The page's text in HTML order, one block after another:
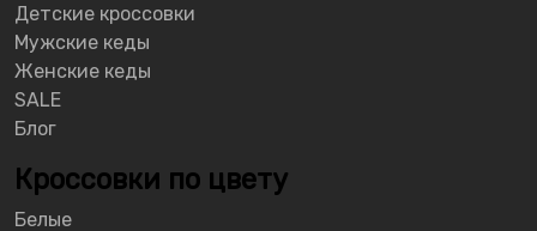
Детские кроссовки
Мужские кеды
Женские кеды
SALE
Блог
Кроссовки по цвету
Белые